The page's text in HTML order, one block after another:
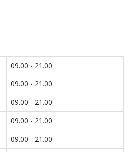
09.00 - 21.00
09.00 - 21.00
09.00 - 21.00
09.00 - 21.00
09.00 - 21.00